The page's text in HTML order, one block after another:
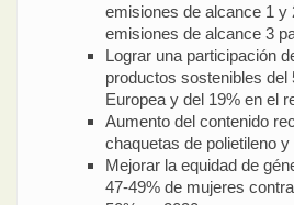
emisiones de alcance 1 y
emisiones de alcance 3
Lograr una participación
productos sostenibles del
Europea y del 19% en el
Aumento del contenido
chaquetas de polietileno
Mejorar la equidad de
47-49% de mujeres